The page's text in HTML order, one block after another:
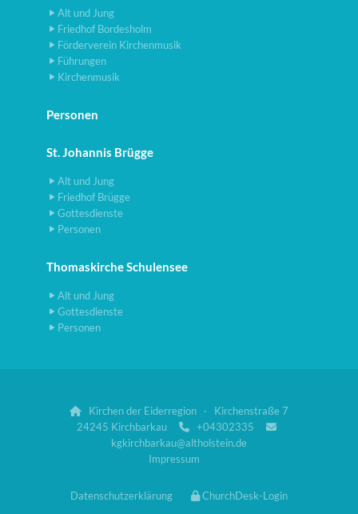
Alt und Jung
Friedhof Bordesholm
Förderverein Kirchenmusik
Führungen
Kirchenmusik
Personen
St. Johannis Brügge
Alt und Jung
Friedhof Brügge
Gottesdienste
Personen
Thomaskirche Schulensee
Alt und Jung
Gottesdienste
Personen

Kirchen der Eiderregion · Kirchenstraße 7
24245 Kirchbarkau
 +04302335 
kgkirchbarkau@altholstein.de
Impressum
Datenschutzerklärung ChurchDesk-Login